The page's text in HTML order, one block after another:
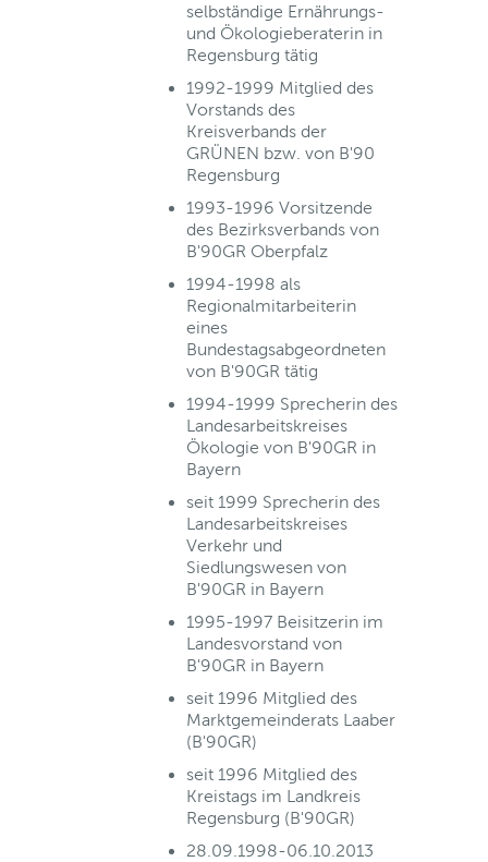
selbständige Ernährungs-
und Ökologieberaterin in
Regensburg tätig
1992-1999 Mitglied des
Vorstands des
Kreisverbands der
GRÜNEN bzw. von B'90
Regensburg
1993-1996 Vorsitzende
des Bezirksverbands von
B'90GR Oberpfalz
1994-1998 als
Regionalmitarbeiterin
eines
Bundestagsabgeordneten
von B'90GR tätig
1994-1999 Sprecherin des
Landesarbeitskreises
Ökologie von B'90GR in
Bayern
seit 1999 Sprecherin des
Landesarbeitskreises
Verkehr und
Siedlungswesen von
B'90GR in Bayern
1995-1997 Beisitzerin im
Landesvorstand von
B'90GR in Bayern
seit 1996 Mitglied des
Marktgemeinderats Laaber
(B'90GR)
seit 1996 Mitglied des
Kreistags im Landkreis
Regensburg (B'90GR)
28.09.1998-06.10.2013